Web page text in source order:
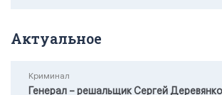
Актуальное
Криминал
Генерал – решальщик Сергей Деревянко